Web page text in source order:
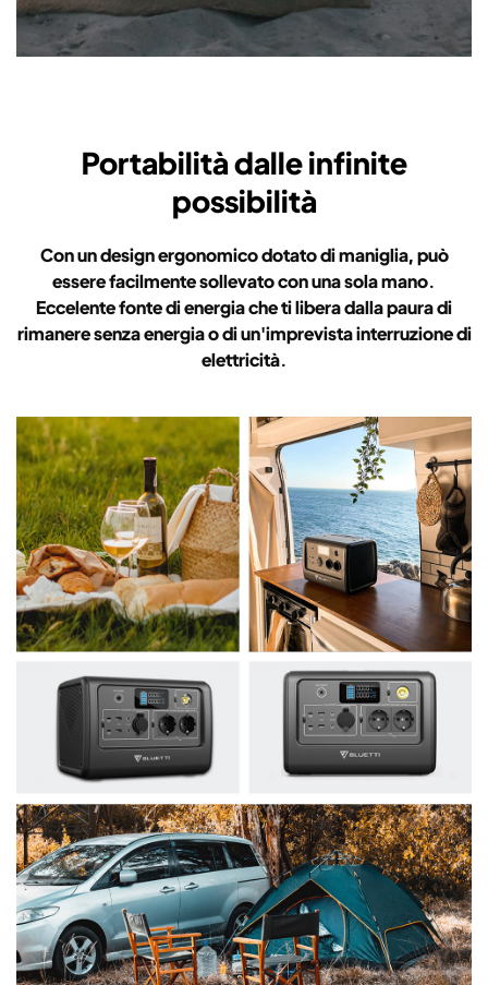
Portabilità dalle infinite
possibilità
Con un design ergonomico dotato di maniglia, può
essere facilmente sollevato con una sola mano.
Eccelente fonte di energia che ti libera dalla paura di
rimanere senza energia o di un'imprevista interruzione di
elettricità.